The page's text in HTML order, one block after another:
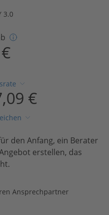
3.0
€
den Anfang, ein Berater
erstellen, das
Ansprechpartner